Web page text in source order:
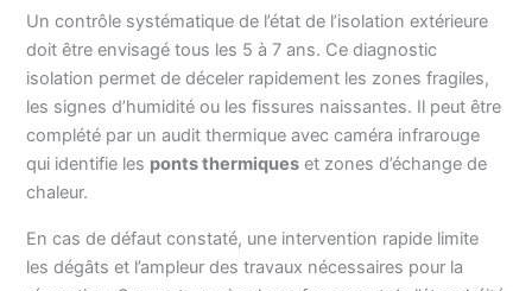
Un contrôle systématique de l’état de l’isolation extérieure
doit être envisagé tous les 5 à 7 ans. Ce diagnostic
isolation permet de déceler rapidement les zones fragiles,
les signes d’humidité ou les fissures naissantes. Il peut être
complété par un audit thermique avec caméra infrarouge
qui identifie les ponts thermiques et zones d’échange de
chaleur.
En cas de défaut constaté, une intervention rapide limite
les dégâts et l’ampleur des travaux nécessaires pour la